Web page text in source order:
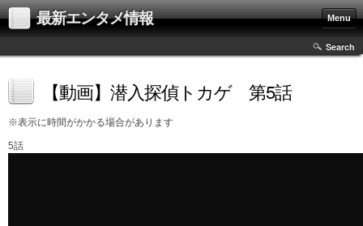
最新エンタメ情報 Menu
Search
【動画】潜入探偵トカゲ 第5話
※表示に時間がかかる場合があります
5話